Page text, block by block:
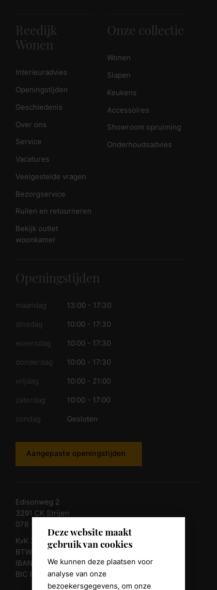
Deze website maakt
gebruik van cookies
We kunnen deze plaatsen voor
analyse van onze
bezoekersgegevens, om onze
Reedijk
Wonen
Interieuradvies
Openingstijden
Geschiedenis
Over ons
Service
Vacatures
Veelgestelde vragen
Bezorgservice
Ruilen en retourneren
Bekijk outlet
woonkamer
Onze collectie
Wonen
Slapen
Keukens
Accessoires
Showroom opruiming
Onderhoudsadvies
Openingstijden
maandag 13:00 - 17:30
dinsdag 10:00 - 17:30
woensdag 10:00 - 17:30
donderdag 10:00 - 17:30
vrijdag 10:00 - 21:00
zaterdag 10:00 - 17:00
zondag Gesloten
Aangepaste openingstijden
Edisonweg 2
3291 CK Strijen
078 - 674 84 85
KvK 23011135
BTW nr. NL 805098938.B.01
IBAN NL10 RABO 0361 8039 58
BIC RABONL2U